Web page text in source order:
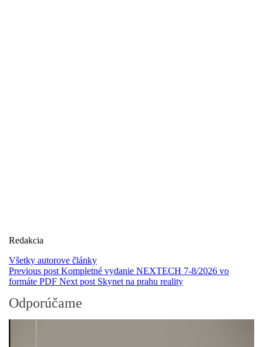
Redakcia
Všetky autorove články
Previous post Kompletné vydanie NEXTECH 7-8/2026 vo
formáte PDF Next post Skynet na prahu reality
Odporúčame